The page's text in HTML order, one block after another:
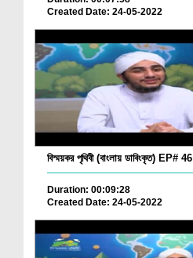
Created Date: 24-05-2022
বিস্ময়কর পৃথিবী (বাংলায় ডাবিংকৃত) EP# 46
Duration: 00:09:28
Created Date: 24-05-2022